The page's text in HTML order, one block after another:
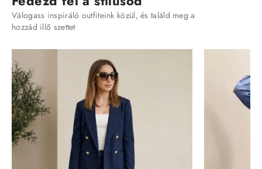
Válogass inspiráló outfiteink közül, és találd meg a
hozzád illő szettet